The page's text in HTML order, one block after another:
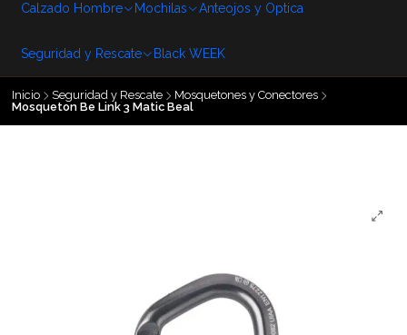
Calzado Hombre Mochilas Anteojos y Optica
Seguridad y Rescate Black WEEK
Inicio Seguridad y Rescate
Mosquetones y Conectores
Mosqueton Be Link 3 Matic Beal